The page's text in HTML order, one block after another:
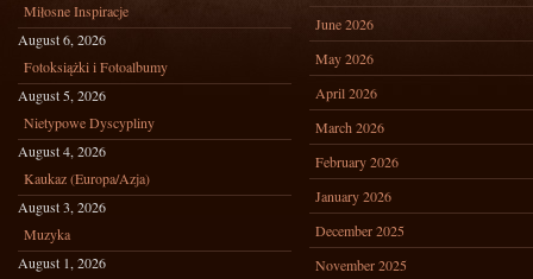
Miłosne Inspiracje
August 6, 2026
Fotoksiążki i Fotoalbumy
August 5, 2026
Nietypowe Dyscypliny
August 4, 2026
Kaukaz (Europa/Azja)
August 3, 2026
Muzyka
August 1, 2026
June 2026
May 2026
April 2026
March 2026
February 2026
January 2026
December 2025
November 2025